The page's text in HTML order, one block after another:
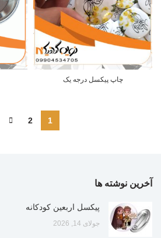
چاپ پیکسل درجه یک
1
2
آخرین نوشته ها
پیکسل اربعین کودکانه
جولای 14, 2026